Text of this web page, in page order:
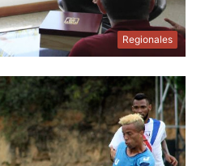
Regionales